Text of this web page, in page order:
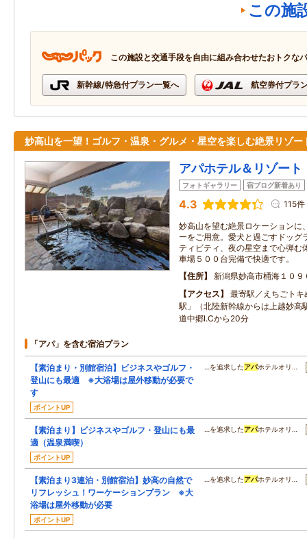
この施
この施設と交通手段を自由に組み合わせたおトクな
新幹線/特急付プラン一覧へ 航空券付プラ
妙高山を一望！ゴルフ・温泉・グルメ・星空を楽しむ絶景リゾー
アパホテル＆リゾート
フォトギャラリー 宿ブログ新着あり
4.3 115件
妙高山を望む絶景ロケーションに
ーをご用意。愛犬と過ごすドッグ
ティビティ、夜の星空まで心弾む
車場５００台完備で快適です。
住所
新潟県妙高市桶海１０９
アクセス
最寄駅／えちごト
駅」（北陸新幹線からは上越妙
道中郷I.Cから20分
「アパ」を含む宿泊プラン
【素泊まり・別館宿泊】ビジネスやゴルフ・
登山にも最適 ※大浴場は屋外移動が必要で
す
ポイントUP
…を追求したアパホテルオリ…
【素泊まり】ビジネスやゴルフ・登山にも最
適（温泉満喫）
ポイントUP
…を追求したアパホテルオリ…
【素泊まり3連泊・別館宿泊】妙高の自然で
リフレッシュ！ワーケーションプラン ※大
浴場は屋外移動が必要
ポイントUP
…を追求したアパホテルオリ…